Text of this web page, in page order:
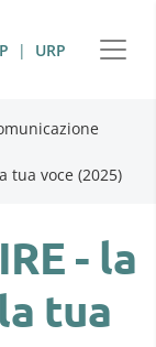
| URP
tua voce (2025)
- la
tua